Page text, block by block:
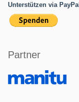
Unterstützen via PayPal
Partner